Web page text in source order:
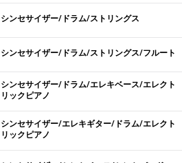
シンセサイザー/ドラム/ストリングス
シンセサイザー/ドラム/ストリングス/フルート
シンセサイザー/ドラム/エレキベース/エレクト
リックピアノ
シンセサイザー/エレキギター/ドラム/エレクト
リックピアノ